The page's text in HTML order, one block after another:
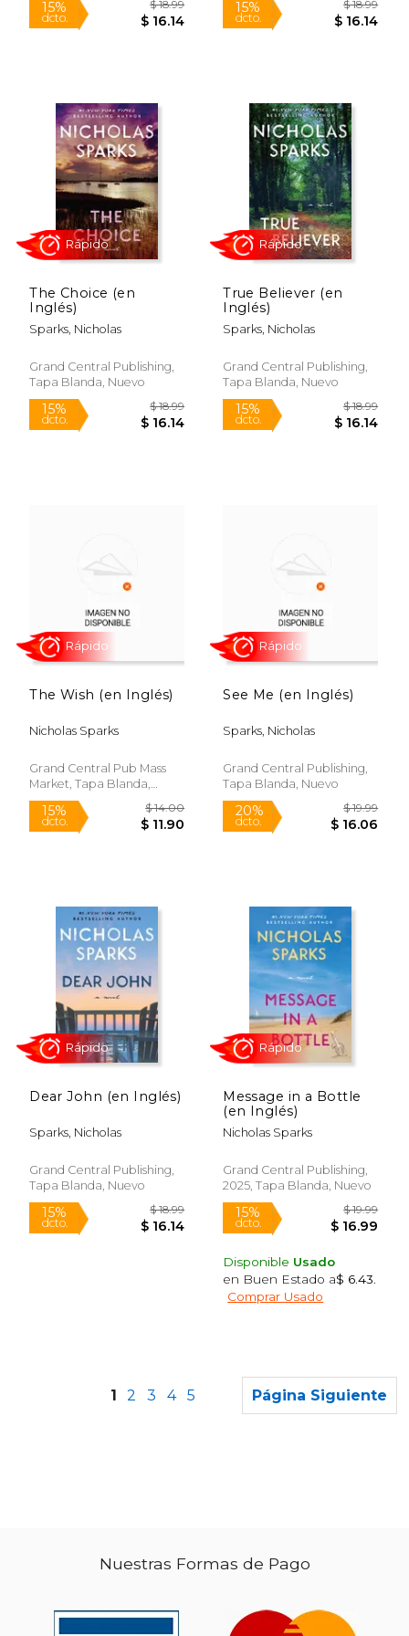
15%
dcto. $ 24.66
15%
dcto.
15%
dcto. $ 16.14
15%
dcto. $
15% $ 18.99
Rápido
15%
dcto.
Rápido
The Choice (en
Inglés)
Sparks, Nicholas
Grand Central Publishing,
Tapa Blanda, Nuevo
$ 16.14
True Believer (en
Inglés)
Sparks, Nicholas
Grand Central Publishing,
Tapa Blanda, Nuevo
dcto.
The Wish (en Inglés)
Nicholas Sparks
Grand Central Pub Mass
Market, Tapa Blanda,
Nuevo
See Me (en Inglés)
Sparks, Nicholas
Grand Central Publishing,
Tapa Blanda, Nuevo
Dear John (en Inglés)
Sparks, Nicholas
Grand Central Publishing,
Tapa Blanda, Nuevo
Message in a Bottle
(en Inglés)
Nicholas Sparks
Grand Central Publishing,
2025, Tapa Blanda, Nuevo
Disponible Usado
en Buen Estado a$ 6.43
Comprar Usado
1 2 3 4 5 Página Siguiente
Nuestras Formas de Pago